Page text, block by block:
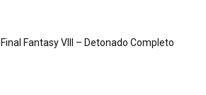
Final Fantasy VIII – Detonado Completo